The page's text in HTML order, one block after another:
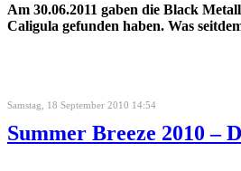
Am 30.06.2011 gaben die Black
Caligula gefunden haben. Was
Samstag, 18 September 2010 14:54
Summer Breeze 2010 –